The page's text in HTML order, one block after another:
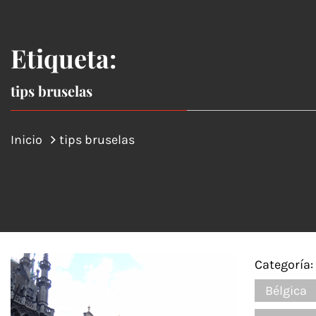
Etiqueta:
tips bruselas
Inicio tips bruselas
Categoría:
Bélgica